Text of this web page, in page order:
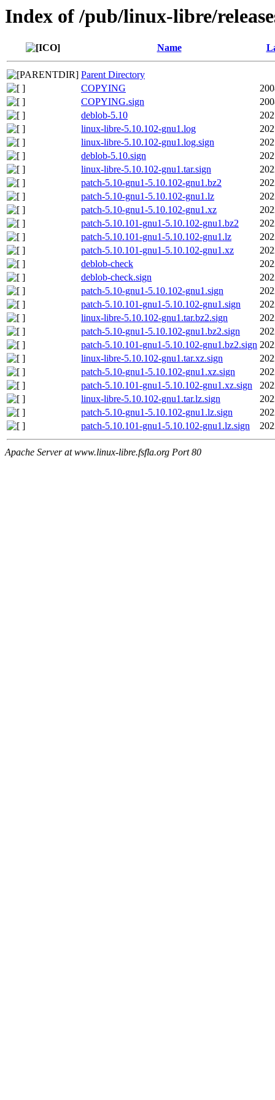
Index of /pub/linux-libre/
Name
Parent Directory
COPYING
COPYING.sign
deblob-5.10
linux-libre-5.10.102-gnu1.log
linux-libre-5.10.102-gnu1.log.sign
deblob-5.10.sign
linux-libre-5.10.102-gnu1.tar.sign
patch-5.10-gnu1-5.10.102-gnu1.bz2
patch-5.10-gnu1-5.10.102-gnu1.lz
patch-5.10-gnu1-5.10.102-gnu1.xz
patch-5.10.101-gnu1-5.10.102-gnu1.bz2
patch-5.10.101-gnu1-5.10.102-gnu1.lz
patch-5.10.101-gnu1-5.10.102-gnu1.xz
deblob-check
deblob-check.sign
patch-5.10-gnu1-5.10.102-gnu1.sign
patch-5.10.101-gnu1-5.10.102-gnu1.sign
linux-libre-5.10.102-gnu1.tar.bz2.sign
patch-5.10-gnu1-5.10.102-gnu1.bz2.sign
patch-5.10.101-gnu1-5.10.102-gnu1.bz2.sign
linux-libre-5.10.102-gnu1.tar.xz.sign
patch-5.10-gnu1-5.10.102-gnu1.xz.sign
patch-5.10.101-gnu1-5.10.102-gnu1.xz.sign
linux-libre-5.10.102-gnu1.tar.lz.sign
patch-5.10-gnu1-5.10.102-gnu1.lz.sign
patch-5.10.101-gnu1-5.10.102-gnu1.lz.sign
Apache Server at www.linux-libre.fsfla.org Port 80